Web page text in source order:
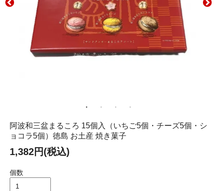
阿波和三盆まるころ 15個入（いちご5個・チーズ5個・シ
ョコラ5個）徳島 お土産 焼き菓子
1,382円(税込)
個数